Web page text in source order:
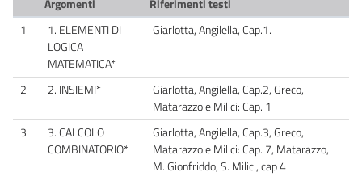
Argomenti
Riferimenti testi
1
1. ELEMENTI DI
LOGICA
MATEMATICA*
Giarlotta, Angilella, Cap.1.
2 2. INSIEMI*
Giarlotta, Angilella, Cap.2, Greco,
Matarazzo e Milici: Cap. 1
3
3. CALCOLO
COMBINATORIO*
Giarlotta, Angilella, Cap.3, Greco,
Matarazzo e Milici: Cap. 7, Matarazzo,
M. Gionfriddo, S. Milici, cap 4